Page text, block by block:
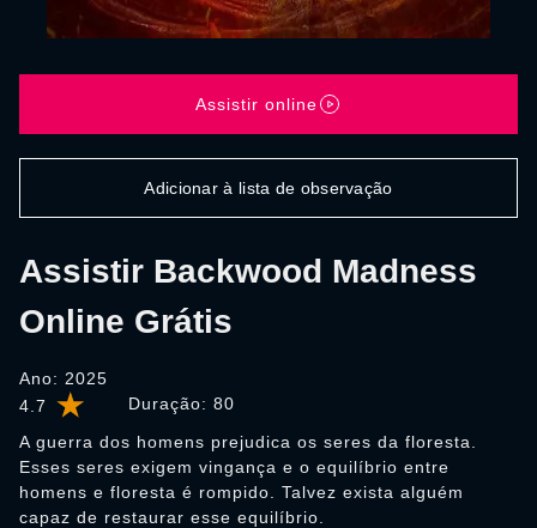
4.7 Duração: 80
Assistir Backwood Madness
Online Grátis
Ano: 2025
A guerra dos homens prejudica os seres da floresta.
Esses seres exigem vingança e o equilíbrio entre
homens e floresta é rompido. Talvez exista alguém
capaz de restaurar esse equilíbrio.
Assistir online
Adicionar à lista de observação